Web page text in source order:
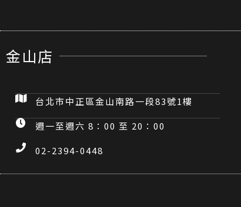
金山店
台北市中正區金山南路一段83號1樓
週一至週六 8：00 至 20：00
02-2394-0448